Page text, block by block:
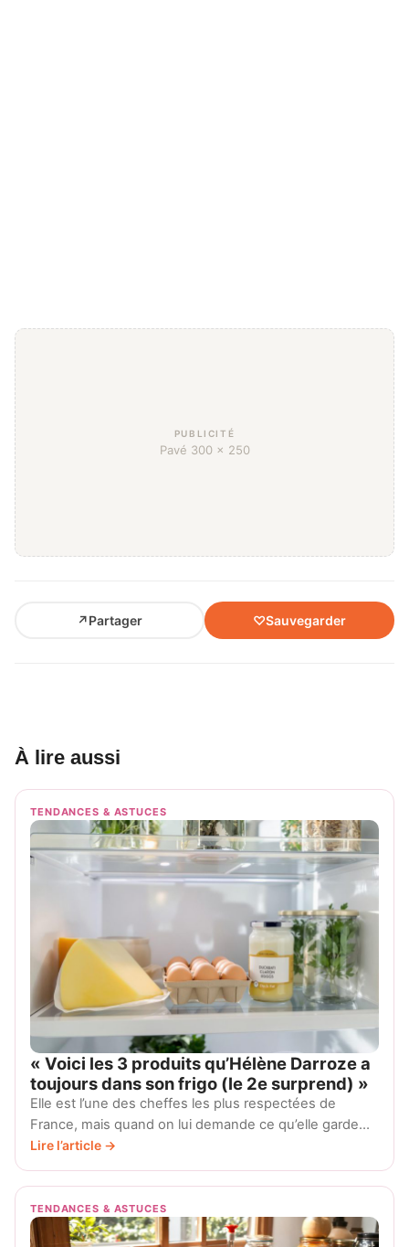
PUBLICITÉ
Pavé 300 × 250
↗Partager ♡Sauvegarder
À lire aussi
TENDANCES & ASTUCES
« Voici les 3 produits qu’Hélène Darroze a
toujours dans son frigo (le 2e surprend) »
Elle est l’une des cheffes les plus respectées de
France, mais quand on lui demande ce qu’elle garde…
Lire l’article →
TENDANCES & ASTUCES